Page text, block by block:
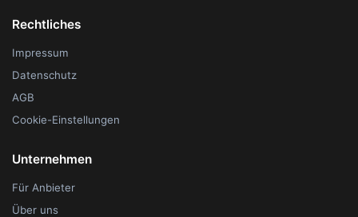
Rechtliches
Impressum
Datenschutz
AGB
Cookie-Einstellungen
Unternehmen
Für Anbieter
Über uns